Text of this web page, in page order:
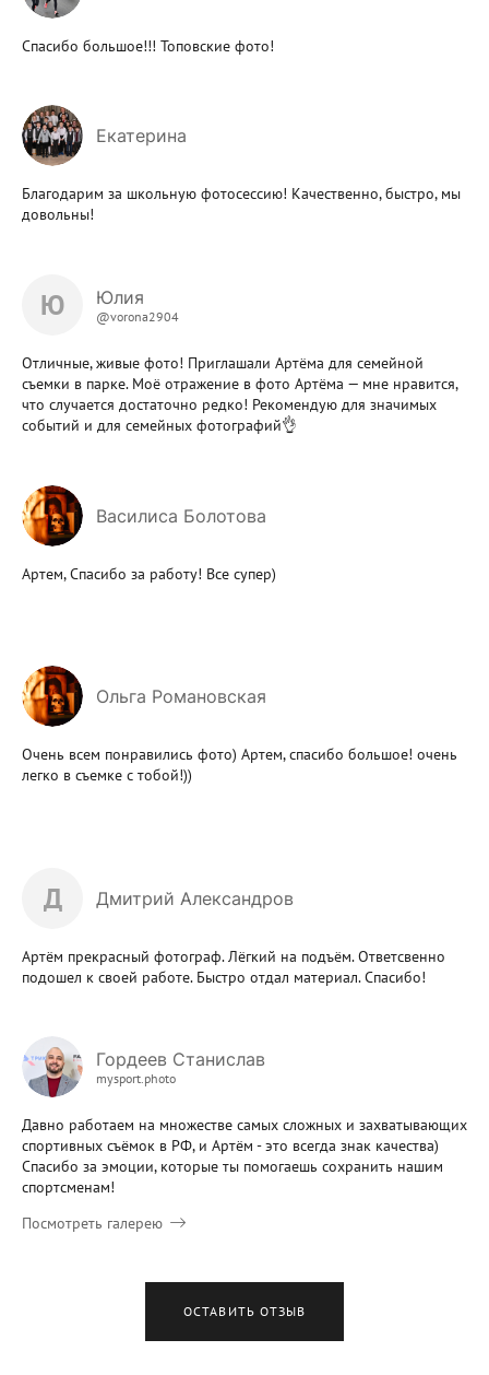
Спасибо большое!!! Топовские фото!
Екатерина
Благодарим за школьную фотосессию! Качественно, быстро, мы
довольны!
Ю Юлия
@vorona2904
Отличные, живые фото! Приглашали Артёма для семейной
съемки в парке. Моё отражение в фото Артёма — мне нравится,
что случается достаточно редко! Рекомендую для значимых
событий и для семейных фотографий👌
Василиса Болотова
Артем, Спасибо за работу! Все супер)
Ольга Романовская
Очень всем понравились фото) Артем, спасибо большое! очень
легко в съемке с тобой!))
Д Дмитрий Александров
Артём прекрасный фотограф. Лёгкий на подъём. Ответсвенно
подошел к своей работе. Быстро отдал материал. Спасибо!
Гордеев Станислав
mysport.photo
Давно работаем на множестве самых сложных и захватывающих
спортивных съёмок в РФ, и Артём - это всегда знак качества)
Спасибо за эмоции, которые ты помогаешь сохранить нашим
спортсменам!
Посмотреть галерею
ОСТАВИТЬ ОТЗЫВ